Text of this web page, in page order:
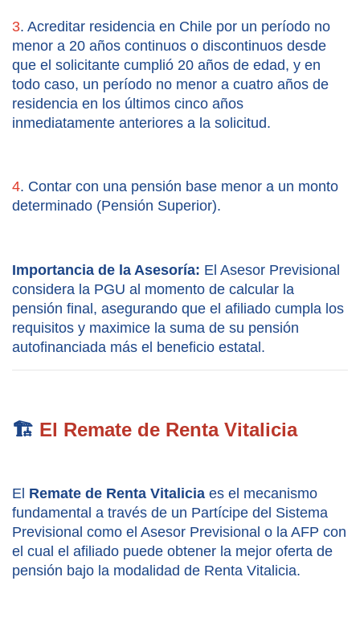
3. Acreditar residencia en Chile por un período no
menor a 20 años continuos o discontinuos desde
que el solicitante cumplió 20 años de edad, y en
todo caso, un período no menor a cuatro años de
residencia en los últimos cinco años
inmediatamente anteriores a la solicitud.
4. Contar con una pensión base menor a un monto
determinado (Pensión Superior).
Importancia de la Asesoría: El Asesor Previsional
considera la PGU al momento de calcular la
pensión final, asegurando que el afiliado cumpla los
requisitos y maximice la suma de su pensión
autofinanciada más el beneficio estatal.
🏗️ El Remate de Renta Vitalicia
El Remate de Renta Vitalicia es el mecanismo
fundamental a través de un Partícipe del Sistema
Previsional como el Asesor Previsional o la AFP con
el cual el afiliado puede obtener la mejor oferta de
pensión bajo la modalidad de Renta Vitalicia.